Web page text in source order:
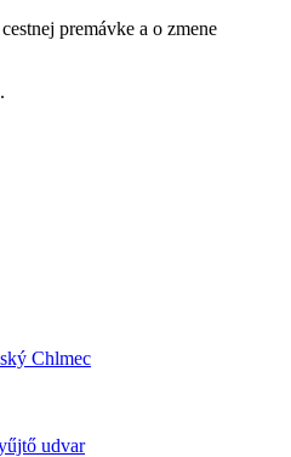
premávke a o zmene
Chlmec
udvar